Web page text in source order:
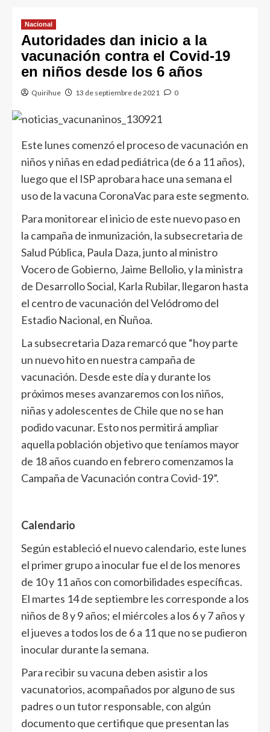
Nacional
Autoridades dan inicio a la
vacunación contra el Covid-19
en niños desde los 6 años
Quirihue 13 de septiembre de 2021 0
Este lunes comenzó el proceso de vacunación en
niños y niñas en edad pediátrica (de 6 a 11 años),
luego que el ISP aprobara hace una semana el
uso de la vacuna CoronaVac para este segmento.
Para monitorear el inicio de este nuevo paso en
la campaña de inmunización, la subsecretaria de
Salud Pública, Paula Daza, junto al ministro
Vocero de Gobierno, Jaime Bellolio, y la ministra
de Desarrollo Social, Karla Rubilar, llegaron hasta
el centro de vacunación del Velódromo del
Estadio Nacional, en Ñuñoa.
La subsecretaria Daza remarcó que “hoy parte
un nuevo hito en nuestra campaña de
vacunación. Desde este día y durante los
próximos meses avanzaremos con los niños,
niñas y adolescentes de Chile que no se han
podido vacunar. Esto nos permitirá ampliar
aquella población objetivo que teníamos mayor
de 18 años cuando en febrero comenzamos la
Campaña de Vacunación contra Covid-19”.
Calendario
Según estableció el nuevo calendario, este lunes
el primer grupo a inocular fue el de los menores
de 10 y 11 años con comorbilidades específicas.
El martes 14 de septiembre les corresponde a los
niños de 8 y 9 años; el miércoles a los 6 y 7 años y
el jueves a todos los de 6 a 11 que no se pudieron
inocular durante la semana.
Para recibir su vacuna deben asistir a los
vacunatorios, acompañados por alguno de sus
padres o un tutor responsable, con algún
documento que certifique que presentan las